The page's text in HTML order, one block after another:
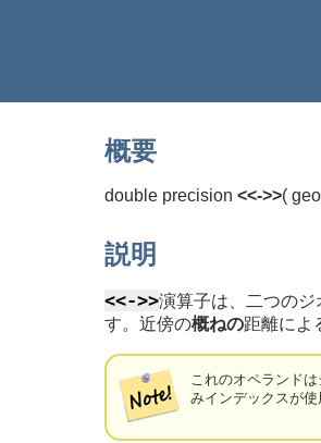
概要
double precision <<->>(
説明
<<->>演算子は、二つの
す。近傍の概ねの距離によ
これのオペランド
みインデックスが使